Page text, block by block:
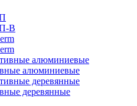
В
алюминиевые
деревянные